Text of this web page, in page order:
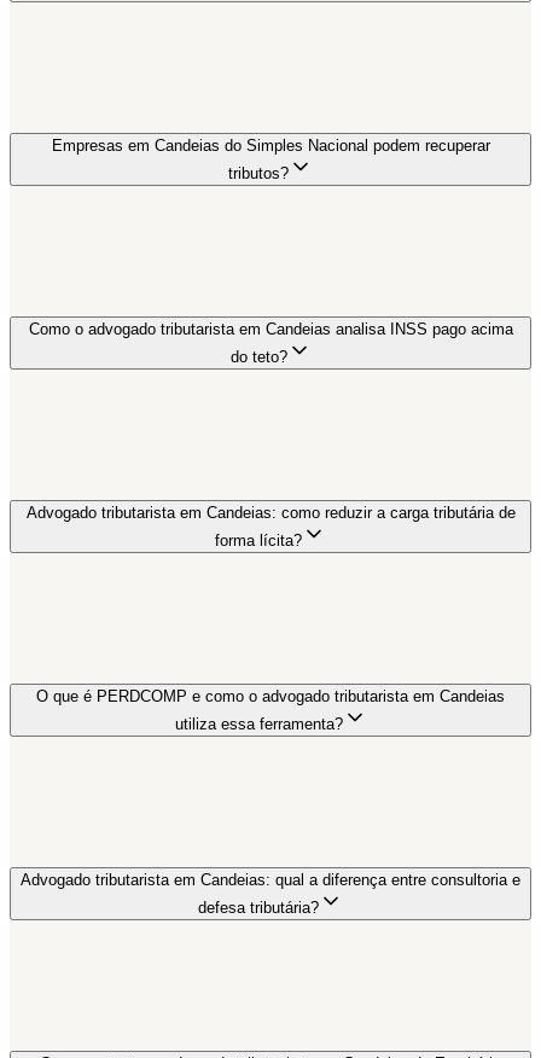
Empresas em Candeias do Simples Nacional podem recuperar
tributos?
Como o advogado tributarista em Candeias analisa INSS pago acima
do teto?
Advogado tributarista em Candeias: como reduzir a carga tributária de
forma lícita?
O que é PERDCOMP e como o advogado tributarista em Candeias
utiliza essa ferramenta?
Advogado tributarista em Candeias: qual a diferença entre consultoria e
defesa tributária?